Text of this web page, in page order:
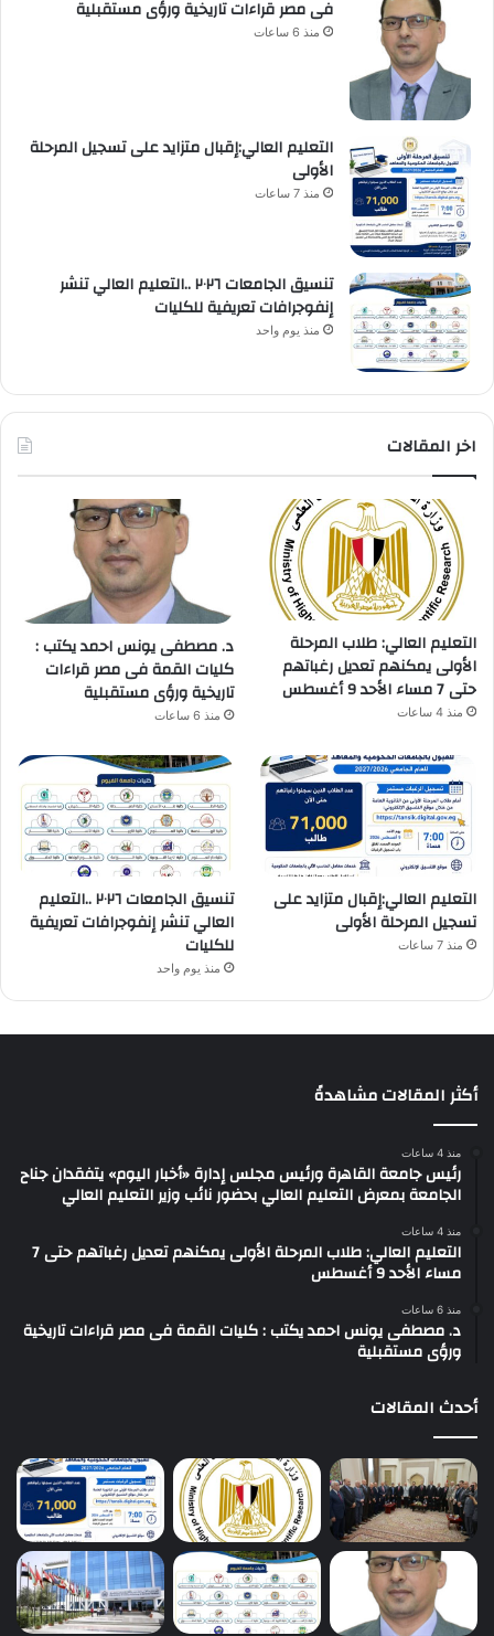
فى مصر قراءات تاريخية ورؤى مستقبلية
منذ 6 ساعات
التعليم العالي:إقبال متزايد على تسجيل المرحلة
الأولى
منذ 7 ساعات
تنسيق الجامعات ٢٠٢٦ ..التعليم العالي تنشر
إنفوجرافات تعريفية للكليات
منذ يوم واحد
اخر المقالات
التعليم العالي: طلاب المرحلة
الأولى يمكنهم تعديل رغباتهم
حتى 7 مساء الأحد 9 أغسطس
منذ 4 ساعات
د. مصطفى يونس احمد يكتب :
كليات القمة فى مصر قراءات
تاريخية ورؤى مستقبلية
منذ 6 ساعات
التعليم العالي:إقبال متزايد على
تسجيل المرحلة الأولى
منذ 7 ساعات
تنسيق الجامعات ٢٠٢٦ ..التعليم
العالي تنشر إنفوجرافات تعريفية
للكليات
منذ يوم واحد
أكثر المقالات مشاهدةً
منذ 4 ساعات
رئيس جامعة القاهرة ورئيس مجلس إدارة «أخبار اليوم» يتفقدان جناح
الجامعة بمعرض التعليم العالي بحضور نائب وزير التعليم العالي
منذ 4 ساعات
التعليم العالي: طلاب المرحلة الأولى يمكنهم تعديل رغباتهم حتى 7
مساء الأحد 9 أغسطس
منذ 6 ساعات
د. مصطفى يونس احمد يكتب : كليات القمة فى مصر قراءات تاريخية
ورؤى مستقبلية
أحدث المقالات